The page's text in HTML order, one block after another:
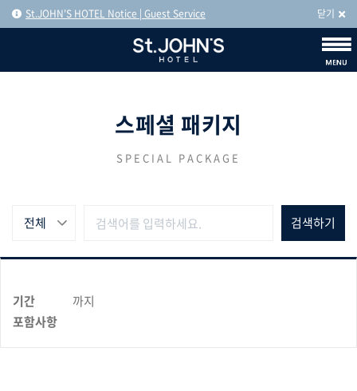
St.JOHN'S HOTEL Notice | Guest Service 닫기
스페셜 패키지
SPECIAL PACKAGE
전체
기간
까지
포함사항